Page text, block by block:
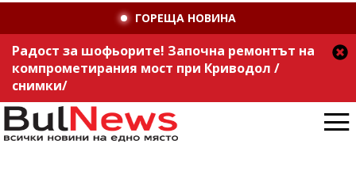
ГОРЕЩА НОВИНА
Радост за шофьорите! Започна ремонтът на
компрометирания мост при Криводол /
снимки/